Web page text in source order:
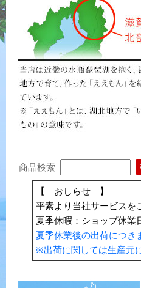
商品検索
【 おしらせ 】
平素より当社サービスを
夏季休暇：ショップ休業
夏季休業後の出荷につき
※出荷に関しては生産元